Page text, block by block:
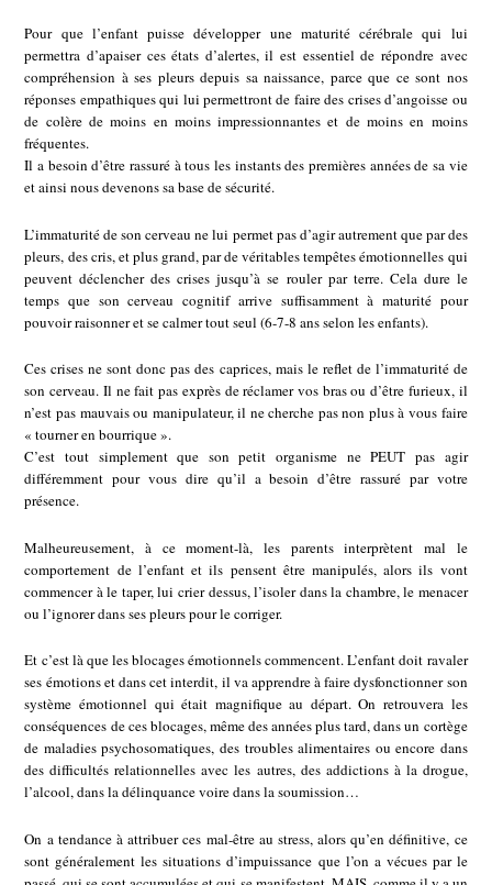
Pour que l’enfant puisse développer une maturité cérébrale qui lui
permettra d’apaiser ces états d’alertes, il est essentiel de répondre avec
compréhension à ses pleurs depuis sa naissance, parce que ce sont nos
réponses empathiques qui lui permettront de faire des crises d’angoisse ou
de colère de moins en moins impressionnantes et de moins en moins
fréquentes.
Il a besoin d’être rassuré à tous les instants des premières années de sa vie
et ainsi nous devenons sa base de sécurité.
L’immaturité de son cerveau ne lui permet pas d’agir autrement que par des
pleurs, des cris, et plus grand, par de véritables tempêtes émotionnelles qui
peuvent déclencher des crises jusqu’à se rouler par terre. Cela dure le
temps que son cerveau cognitif arrive suffisamment à maturité pour
pouvoir raisonner et se calmer tout seul (6-7-8 ans selon les enfants).
Ces crises ne sont donc pas des caprices, mais le reflet de l’immaturité de
son cerveau. Il ne fait pas exprès de réclamer vos bras ou d’être furieux, il
n’est pas mauvais ou manipulateur, il ne cherche pas non plus à vous faire
« tourner en bourrique ».
C’est tout simplement que son petit organisme ne PEUT pas agir
différemment pour vous dire qu’il a besoin d’être rassuré par votre
présence.
Malheureusement, à ce moment-là, les parents interprètent mal le
comportement de l’enfant et ils pensent être manipulés, alors ils vont
commencer à le taper, lui crier dessus, l’isoler dans la chambre, le menacer
ou l’ignorer dans ses pleurs pour le corriger.
Et c’est là que les blocages émotionnels commencent. L’enfant doit ravaler
ses émotions et dans cet interdit, il va apprendre à faire dysfonctionner son
système émotionnel qui était magnifique au départ. On retrouvera les
conséquences de ces blocages, même des années plus tard, dans un cortège
de maladies psychosomatiques, des troubles alimentaires ou encore dans
des difficultés relationnelles avec les autres, des addictions à la drogue,
l’alcool, dans la délinquance voire dans la soumission…
On a tendance à attribuer ces mal-être au stress, alors qu’en définitive, ce
sont généralement les situations d’impuissance que l’on a vécues par le